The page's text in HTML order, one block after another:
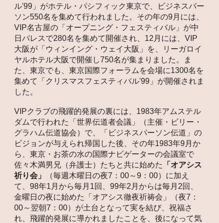
ル'99」がホテル・パシフィック東京で、ビジネスパー
ソン550名を集めて行われました。その年の9月には、
VIP名古屋の「オープニング・フェスティバル」が中
日パレスで280名を集めて開催され、12月には、VIP
大阪が「ウィンイング・ウェイ大阪」を、リーガロイ
ヤルホテル大阪で開催し750名が集まりました。ま
た、東京でも、東京国際フォーラムを会場に1300名を
集めて「クリスマスフェスティバル'99」が開催されま
した。
VIPクラブの飛躍的発展の裏には、1983年アムステル
ダムで行われた「世界伝道者会議」（主催・ビリー・
グラハム伝道協会）で、「ビジネスパーソン伝道」の
ビジョンが与えられ帰国した後、その年1983年9月か
ら、東京・お茶の水の国際ナビゲーターの会議室で
佐々木満男兄（弁護士）たちと共に始めた
「オアシス
祈り会」
（毎週木曜日の夜7：00～9：00）に加え
て、98年1月から毎月1回、99年2月からは毎月2回、
金曜日の夜に始めた「オアシス徹夜祈祷会」（夜7：
00～翌朝7：00）が土台となって実を結び、祝福さ
れ、飛躍的発展に導かれましたことを、後になって気